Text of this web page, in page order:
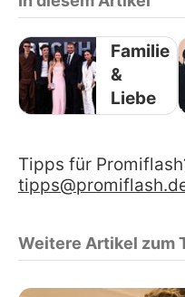
Familie
&
Liebe
Tipps für
Weitere Artikel zum